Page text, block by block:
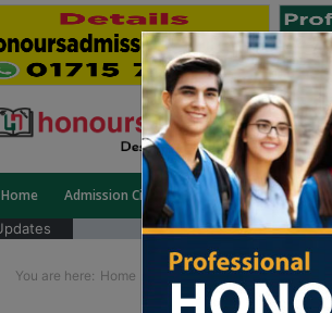
Home Admission Circular Public University
You are here: Home University College All